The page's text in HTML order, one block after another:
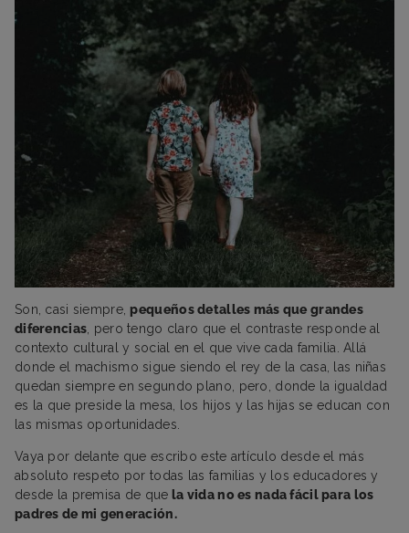
Son, casi siempre,pequeños detalles más que grandes
diferencias , pero tengo claro que el contraste responde al
contexto cultural y social en el que vive cada familia. Allá
donde el machismo sigue siendo el rey de la casa, las niñas
quedan siempre en segundo plano, pero, donde la igualdad
es la que preside la mesa, los hijos y las hijas se educan con
las mismas oportunidades.
Vaya por delante que escribo este artículo desde el más
absoluto respeto por todas las familias y los educadores y
desde la premisa de que la vida no es nada fácil para los
padres de mi generación.